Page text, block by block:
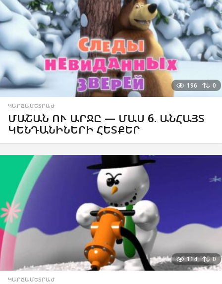
196 0
ԿԱՐՃԱՄԵՏՐԱԺ
ՄԱՇԱՆ ՈՒ ԱՐՋԸ — ՄԱՍ 6. ԱՆՀԱՅՏ
ԿԵՆԴԱՆԻՆԵՐԻ ՀԵՏՔԵՐ
114 0
ԿԱՐՃԱՄԵՏՐԱԺ